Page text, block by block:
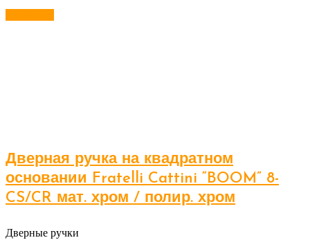
Дверная ручка на квадратном
основании Fratelli Cattini “BOOM” 8-
CS/CR мат. хром / полир. хром
Дверные ручки